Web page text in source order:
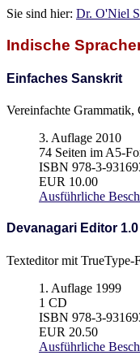
Sie sind hier: Dr. O'Niel
Indische
Einfaches Sanskrit
Vereinfachte Grammatik,
3. Auflage 2010
74 Seiten im A5-
ISBN 978-3-
EUR 10.00
Ausführliche
Devanagari Editor
Texteditor mit
1. Auflage 1999
1 CD
ISBN 978-3-
EUR 20.50
Ausführliche